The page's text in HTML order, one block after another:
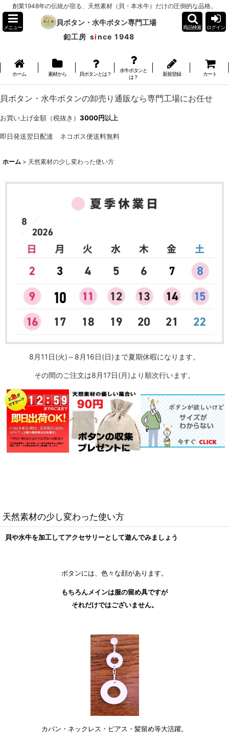
創業1948年の伝統が宿る、天然素材（貝・本水牛）だけの圧倒的な品格。
メニュー
貝ボタン・水牛ボタン専門工場
釦工房 since 1948
商品検索 ログイン
ホーム 素材から 貝ボタンとは？
水牛ボタンと
は？
新規登録 カート
貝ボタン・水牛ボタンの卸売り通販なら専門工場にお任せ
お買い上げ金額（税抜き） 3000円以上
即日発送翌日配達 ネコポス便送料無料
ホーム > 天然素材の少し変わった使い方
8月11日(火)～8月16日(日)まで夏期休暇になります。
その間のご注文は8月17日(月)より順次行います。
天然素材の少し変わった使い方
貝や水牛を加工してアクセサリーとして遊んでみましょう
ボタンには、色々な顔があります。
もちろんメインは服の留め具ですが
それだけではございません。
カバン・ネックレス・ ピアス・髪留め等大活躍。